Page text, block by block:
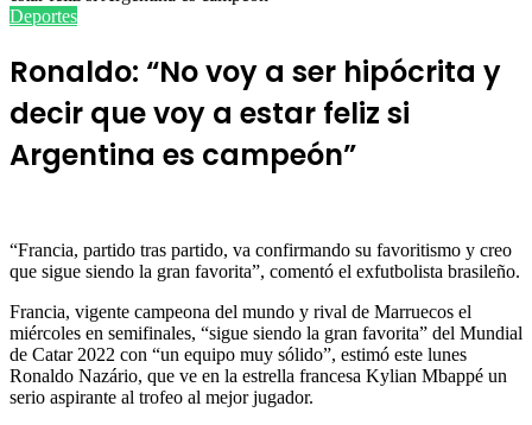
Deportes
Ronaldo: “No voy a ser hipócrita y
decir que voy a estar feliz si
Argentina es campeón”
“Francia, partido tras partido, va confirmando su favoritismo y creo
que sigue siendo la gran favorita”, comentó el exfutbolista brasileño.
Francia, vigente campeona del mundo y rival de Marruecos el
miércoles en semifinales, “sigue siendo la gran favorita” del Mundial
de Catar 2022 con “un equipo muy sólido”, estimó este lunes
Ronaldo Nazário, que ve en la estrella francesa Kylian Mbappé un
serio aspirante al trofeo al mejor jugador.